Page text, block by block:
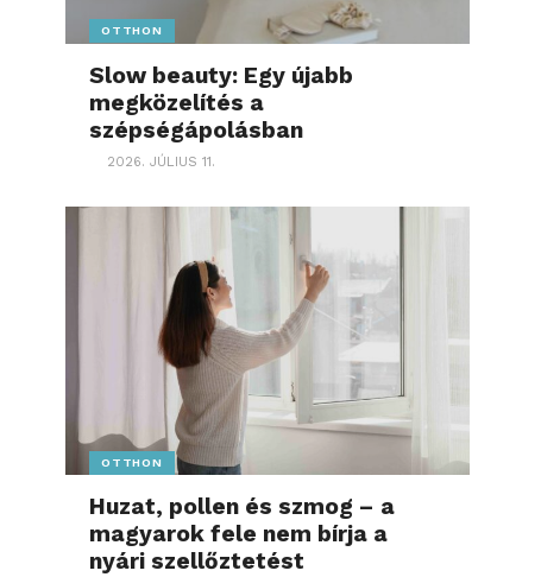
OTTHON
Slow beauty: Egy újabb
megközelítés a
szépségápolásban
2026. JÚLIUS 11.
OTTHON
Huzat, pollen és szmog – a
magyarok fele nem bírja a
nyári szellőztetést